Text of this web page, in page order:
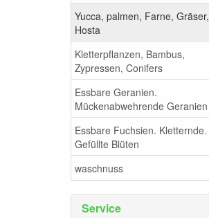
Yucca, palmen, Farne, Gräser,
Hosta
Kletterpflanzen, Bambus,
Zypressen, Conifers
Essbare Geranien.
Mückenabwehrende Geranien
Essbare Fuchsien. Kletternde.
Gefüllte Blüten
waschnuss
Service